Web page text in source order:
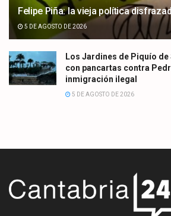
Felipe Piña: la vieja política
5 DE AGOSTO DE 2026
Los Jardines de Piquío de
con pancartas contra
inmigración ilegal
5 DE AGOSTO DE 2026